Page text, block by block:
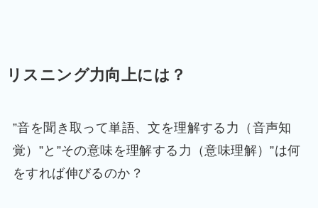
リスニング力向上には？
”音を聞き取って単語、文を理解する力（音声知
覚）”と”その意味を理解する力（意味理解）”は何
をすれば伸びるのか？